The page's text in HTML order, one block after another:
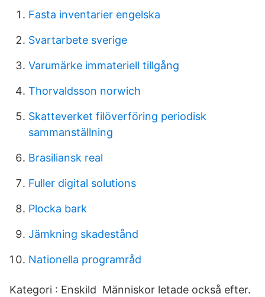
Fasta inventarier engelska
Svartarbete sverige
Varumärke immateriell tillgång
Thorvaldsson norwich
Skatteverket filöverföring periodisk
sammanställning
Brasiliansk real
Fuller digital solutions
Plocka bark
Jämkning skadestånd
Nationella programråd
Kategori : Enskild Människor letade också efter.